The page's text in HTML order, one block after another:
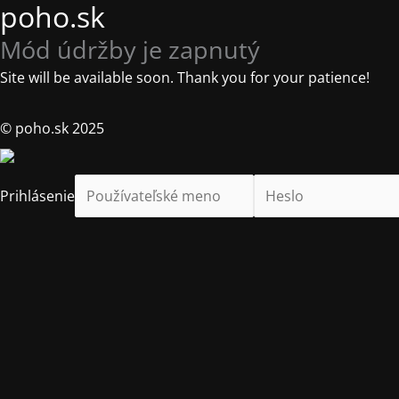
poho.sk
Mód údržby je zapnutý
Site will be available soon. Thank you for your patience!
© poho.sk 2025
Prihlásenie